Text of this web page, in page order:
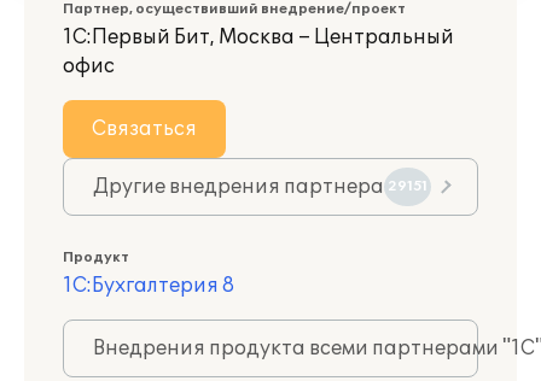
Партнер, осуществивший внедрение/проект
1С:Первый Бит, Москва – Центральный
офис
Связаться
Другие внедрения партнера 29151
Продукт
1С:Бухгалтерия 8
Внедрения продукта всеми партнерами